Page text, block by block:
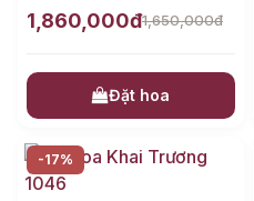
1,860,000đ1,650,000đ
Đặt hoa
-17%